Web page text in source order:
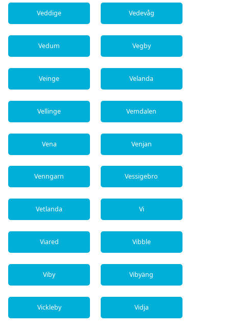
Veddige Vedevåg
Vedum Vegby
Veinge Velanda
Vellinge Vemdalen
Vena Venjan
Venngarn Vessigebro
Vetlanda Vi
Viared Vibble
Viby Vibyäng
Vickleby Vidja